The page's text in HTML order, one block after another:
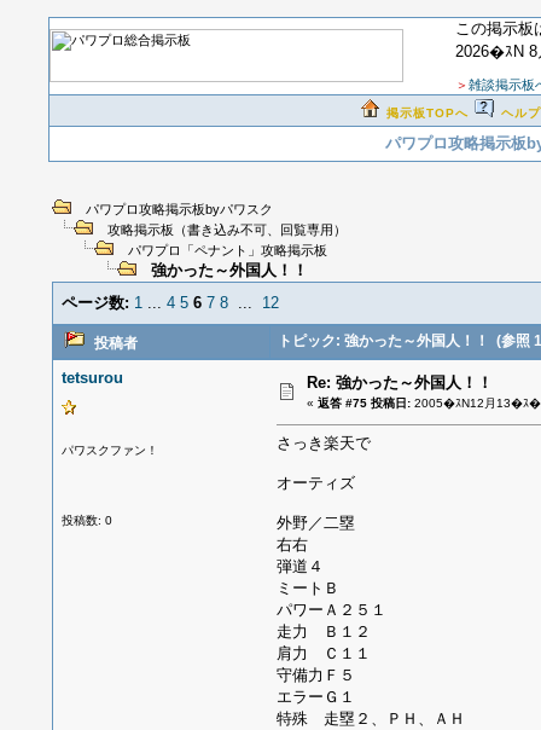
この掲示板
2026�ｽN
＞ 雑談掲示板
掲示板TOPへ ヘルプ
パワプロ攻略掲示板
パワプロ攻略掲示板byパワスク
攻略掲示板（書き込み不可、回覧専用）
パワプロ「ペナント」攻略掲示板
強かった～外国人！！
ページ数: 1... 4 5 6 7 8... 12
投稿者 トピック: 強かった～外国人！！ (参照
tetsurou
パワスクファン！
投稿数: 0
Re: 強かった～外国人！！
« 返答 #75 投稿日:2005�ｽN12月13�ｽ
さっき楽天で
オーティズ
外野／二塁
右右
弾道４
ミートＢ
パワーＡ２５１
走力 Ｂ１２
肩力 Ｃ１１
守備力Ｆ５
エラーＧ１
特殊 走塁２、ＰＨ、ＡＨ